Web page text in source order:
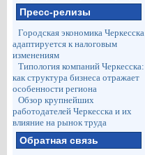
Пресс-релизы
Городская экономика Черкесска
адаптируется к налоговым
изменениям
Типология компаний Черкесска:
как структура бизнеса отражает
особенности региона
Обзор крупнейших
работодателей Черкесска и их
влияние на рынок труда
Обратная связь